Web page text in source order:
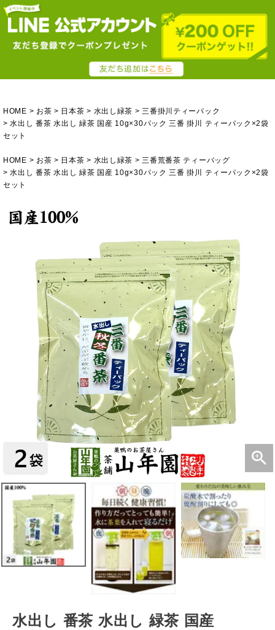
HOME お茶 日本茶 水出し緑茶
三番掛川ティーパック
水出し 番茶 水出し 緑茶 国産 10g×30パック 三番 掛川 ティーパック×2袋
セット
HOME お茶 日本茶 水出し緑茶
三番荒番茶 ティーバッグ
水出し 番茶 水出し 緑茶 国産 10g×30パック 三番 掛川 ティーパック×2袋
セット
水出し 番茶 水出し 緑茶 国産